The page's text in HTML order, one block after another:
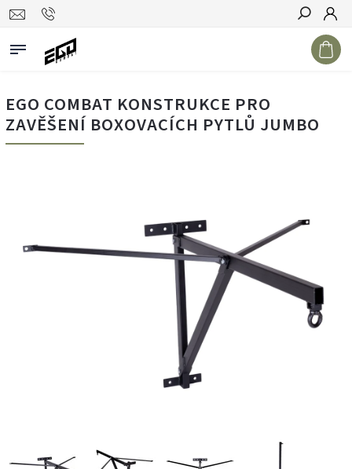
Hledat
EGO COMBAT KONSTRUKCE PRO
ZAVĚŠENÍ BOXOVACÍCH PYTLŮ JUMBO